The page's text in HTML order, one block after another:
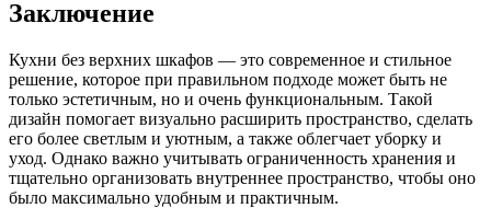
Заключение
Кухни без верхних шкафов — это современное и стильное
решение, которое при правильном подходе может быть не
только эстетичным, но и очень функциональным. Такой
дизайн помогает визуально расширить пространство, сделать
его более светлым и уютным, а также облегчает уборку и
уход. Однако важно учитывать ограниченность хранения и
тщательно организовать внутреннее пространство, чтобы оно
было максимально удобным и практичным.